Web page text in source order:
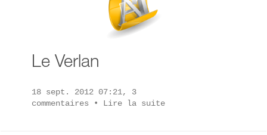
Le Verlan
18 sept. 2012 07:21, 3
commentaires • Lire la suite